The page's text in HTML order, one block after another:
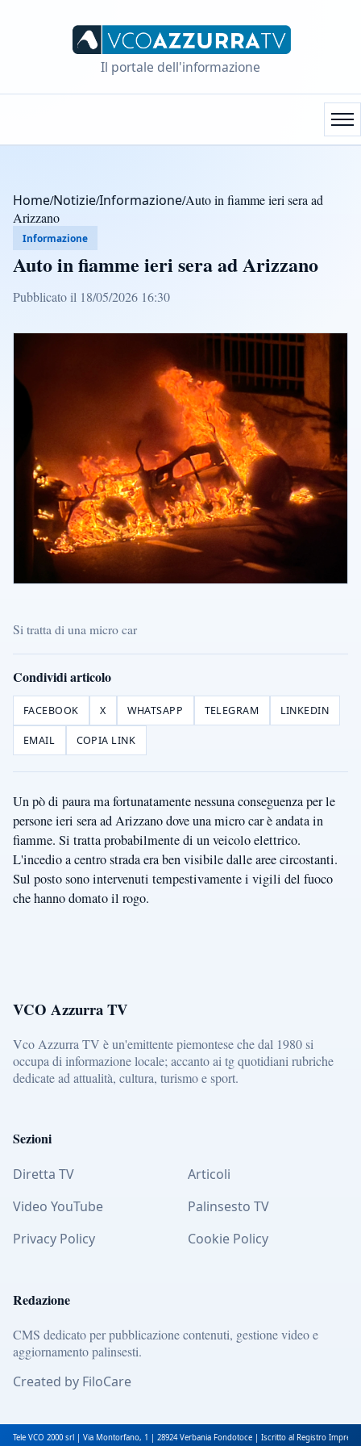
Il portale dell'informazione
Home/Notizie/Informazione/Auto in fiamme ieri sera ad
Arizzano
Informazione
Auto in fiamme ieri sera ad Arizzano
Pubblicato il 18/05/2026 16:30
Si tratta di una micro car
Condividi articolo
FACEBOOK X WHATSAPP TELEGRAM LINKEDIN
EMAIL COPIA LINK
Un pò di paura ma fortunatamente nessuna conseguenza per le
persone ieri sera ad Arizzano dove una micro car è andata in
fiamme. Si tratta probabilmente di un veicolo elettrico.
L'incedio a centro strada era ben visibile dalle aree circostanti.
Sul posto sono intervenuti tempestivamente i vigili del fuoco
che hanno domato il rogo.
VCO Azzurra TV
Vco Azzurra TV è un'emittente piemontese che dal 1980 si
occupa di informazione locale; accanto ai tg quotidiani rubriche
dedicate ad attualità, cultura, turismo e sport.
Sezioni
Diretta TV
Articoli
Video YouTube
Palinsesto TV
Privacy Policy
Cookie Policy
Redazione
CMS dedicato per pubblicazione contenuti, gestione video e
aggiornamento palinsesti.
Created by FiloCare
Tele VCO 2000 srl | Via Montorfano, 1 | 28924 Verbania Fondotoce | Iscritto al Registro Imprese